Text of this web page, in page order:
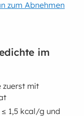
zum Abnehmen
im
zuerst mit
1,5 kcal/g und